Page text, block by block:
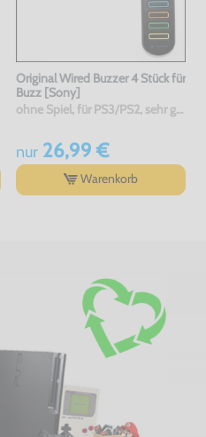
Original Wired Buzzer 4 Stück für
Buzz [Sony]
ohne Spiel, für PS3/PS2, sehr guter Zustand, gebraucht
nur26,99 €
Warenkorb